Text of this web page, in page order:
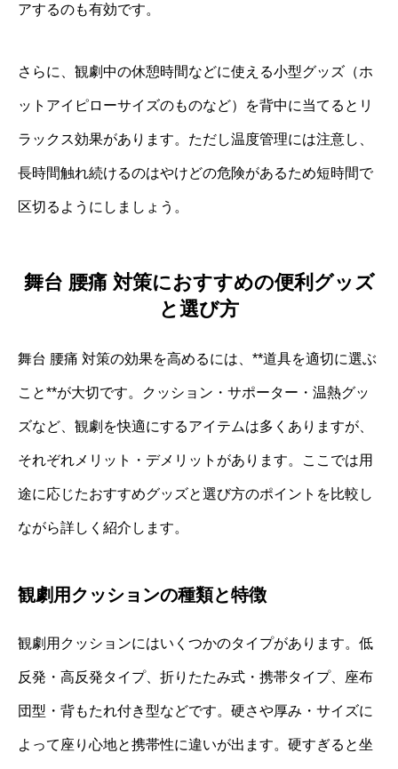
アするのも有効です。
さらに、観劇中の休憩時間などに使える小型グッズ（ホ
ットアイピローサイズのものなど）を背中に当てるとリ
ラックス効果があります。ただし温度管理には注意し、
長時間触れ続けるのはやけどの危険があるため短時間で
区切るようにしましょう。
舞台 腰痛 対策におすすめの便利グッズ
と選び方
舞台 腰痛 対策の効果を高めるには、**道具を適切に選ぶ
こと**が大切です。クッション・サポーター・温熱グッ
ズなど、観劇を快適にするアイテムは多くありますが、
それぞれメリット・デメリットがあります。ここでは用
途に応じたおすすめグッズと選び方のポイントを比較し
ながら詳しく紹介します。
観劇用クッションの種類と特徴
観劇用クッションにはいくつかのタイプがあります。低
反発・高反発タイプ、折りたたみ式・携帯タイプ、座布
団型・背もたれ付き型などです。硬さや厚み・サイズに
よって座り心地と携帯性に違いが出ます。硬すぎると坐